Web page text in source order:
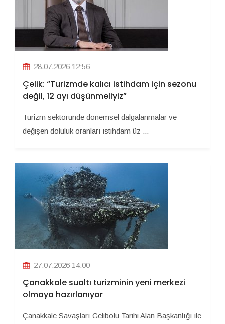
28.07.2026 12:56
Çelik: “Turizmde kalıcı istihdam için sezonu
değil, 12 ayı düşünmeliyiz”
Turizm sektöründe dönemsel dalgalanmalar ve
değişen doluluk oranları istihdam üz ...
27.07.2026 14:00
Çanakkale sualtı turizminin yeni merkezi
olmaya hazırlanıyor
Çanakkale Savaşları Gelibolu Tarihi Alan Başkanlığı ile